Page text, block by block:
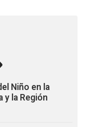
Niño en la
y la Región